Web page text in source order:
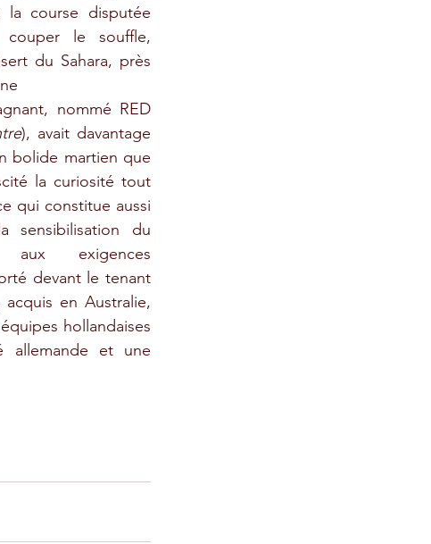
la course disputée
le souffle,
du Sahara, près
nommé RED
), avait davantage
bolide martien que
la curiosité tout
qui constitue aussi
sensibilisation du
aux exigences
devant le tenant
en Australie,
hollandaises
allemande et une